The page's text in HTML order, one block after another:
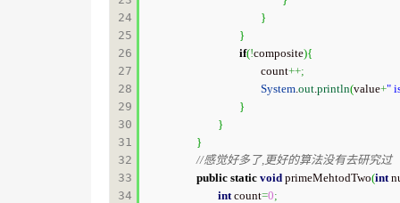
24
25
26
27
28
29
30
31
32
33
34
}
}
if(!composite){
				count
++;
System.out.println(value+"
}
}
}
//感觉好多了,更好的算法没有去研究过
public static void primeMehtodTwo(int
int count=0;